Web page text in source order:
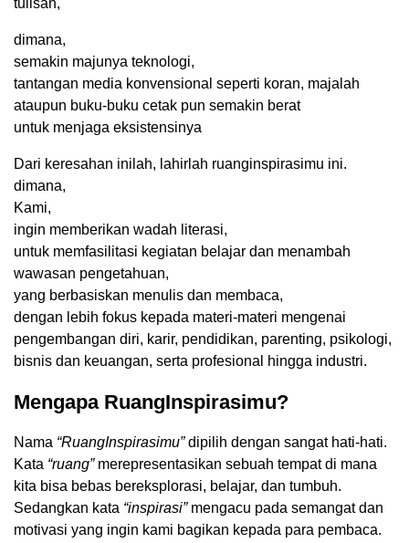
tulisan,
dimana,
semakin majunya teknologi,
tantangan media konvensional seperti koran, majalah
ataupun buku-buku cetak pun semakin berat
untuk menjaga eksistensinya
Dari keresahan inilah, lahirlah ruanginspirasimu ini.
dimana,
Kami,
ingin memberikan wadah literasi,
untuk memfasilitasi kegiatan belajar dan menambah
wawasan pengetahuan,
yang berbasiskan menulis dan membaca,
dengan lebih fokus kepada materi-materi mengenai
pengembangan diri, karir, pendidikan, parenting, psikologi,
bisnis dan keuangan, serta profesional hingga industri.
Mengapa RuangInspirasimu?
Nama “RuangInspirasimu”dipilih dengan sangat hati-hati.
Kata “ruang”merepresentasikan sebuah tempat di mana
kita bisa bebas bereksplorasi, belajar, dan tumbuh.
Sedangkan kata “inspirasi”mengacu pada semangat dan
motivasi yang ingin kami bagikan kepada para pembaca.